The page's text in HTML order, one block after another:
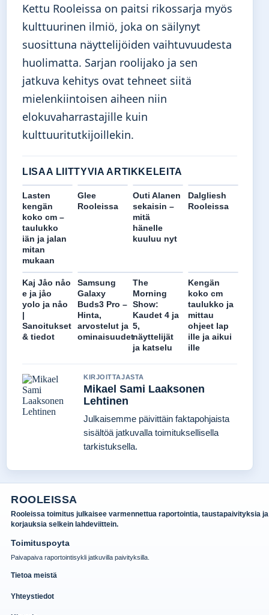
Kettu Rooleissa on paitsi rikossarja myös
kulttuurinen ilmiö, joka on säilynyt
suosittuna näyttelijöiden vaihtuvuudesta
huolimatta. Sarjan roolijako ja sen
jatkuva kehitys ovat tehneet siitä
mielenkiintoisen aiheen niin
elokuvaharrastajille kuin
kulttuuritutkijoillekin.
LISAA LIITTYVIA ARTIKKELEITA
Lasten
kengän
koko cm –
taulukko
iän ja jalan
mitan
mukaan
Glee
Rooleissa
Outi Alanen
sekaisin –
mitä
hänelle
kuuluu nyt
Dalgliesh
Rooleissa
Kaj Jåo nåo
e ja jåo
yolo ja nåo
|
Sanoitukset
& tiedot
Samsung
Galaxy
Buds3 Pro –
Hinta,
arvostelut ja
ominaisuudet
The
Morning
Show:
Kaudet 4 ja
5,
näyttelijät
ja katselu
Kengän
koko cm
taulukko ja
mittau
ohjeet lap
ille ja aikui
ille
KIRJOITTAJASTA
Mikael Sami Laaksonen
Lehtinen
Julkaisemme päivittäin faktapohjaista
sisältöä jatkuvalla toimituksellisella
tarkistuksella.
ROOLEISSA
Rooleissa toimitus julkaisee varmennettua raportointia, taustapaivityksia ja
korjauksia selkein lahdeviittein.
Toimituspoyta
Paivapaiva raportointisykli jatkuvilla paivityksilla.
Tietoa meistä
Yhteystiedot